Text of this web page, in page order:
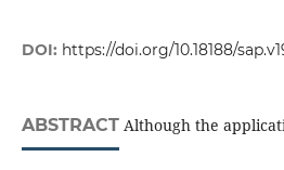
DOI: https://doi.org/10.18188/
ABSTRACTAlthough the